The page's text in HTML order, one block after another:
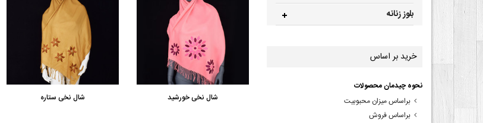
شال نخی خورشید شال نخی ستاره
بلوز زنانه
خرید بر اساس
نحوه چیدمان محصولات
براساس میزان محبوبیت
براساس فروش